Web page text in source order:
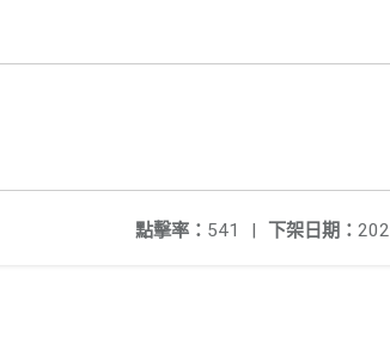
下架日期：
點擊率： 541 |